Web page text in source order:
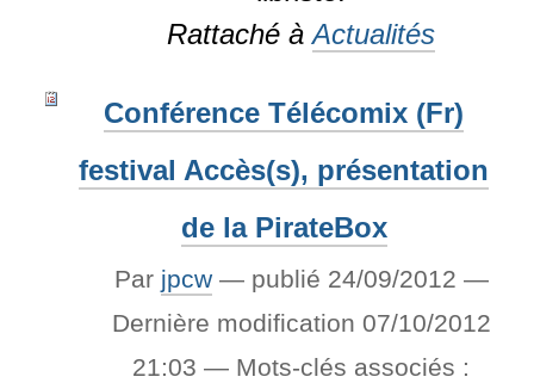
Rattaché à Actualités
Conférence Télécomix (Fr)
festival Accès(s), présentation
de la PirateBox
Par jpcw — publié 24/09/2012 —
Dernière modification 07/10/2012
21:03— Mots-clés associés :